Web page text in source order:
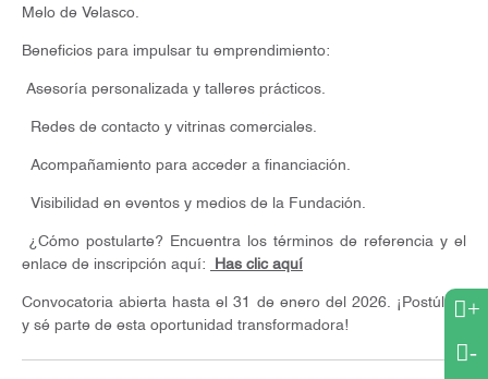
Melo de Velasco.
Beneficios para impulsar tu emprendimiento:
Asesoría personalizada y talleres prácticos.
Redes de contacto y vitrinas comerciales.
Acompañamiento para acceder a financiación.
Visibilidad en eventos y medios de la Fundación.
¿Cómo postularte? Encuentra los términos de referencia y el
enlace de inscripción aquí:
Has clic aquí
Convocatoria abierta hasta el 31 de enero del 2026. ¡Postúlate
y sé parte de esta oportunidad transformadora!
+
-